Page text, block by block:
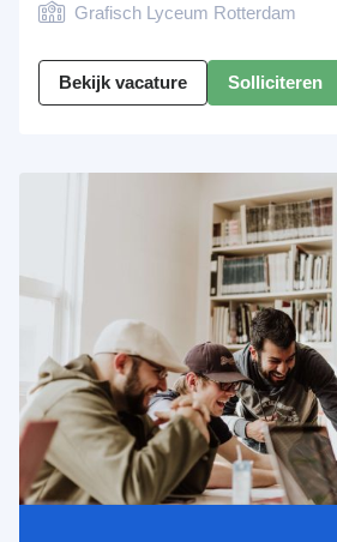
Grafisch Lyceum Rotterdam
Bekijk vacature Solliciteren